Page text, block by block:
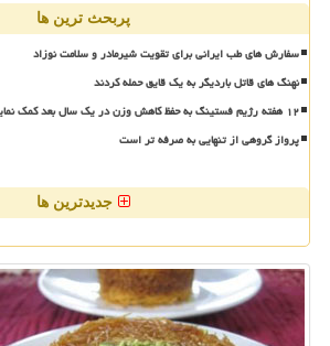
پربحث ترین ها
سفارش های طب ایرانی برای تقویت شیرمادر و سلامت نوزاد
نهنگ های قاتل باردیگر به یک قایق حمله کردند
۱۲ هفته رژیم فستینگ به حفظ کاهش وزن در یک سال بعد کمک نماید
پرواز گروهی از تنهایی به صرفه تر است
جدیدترین ها